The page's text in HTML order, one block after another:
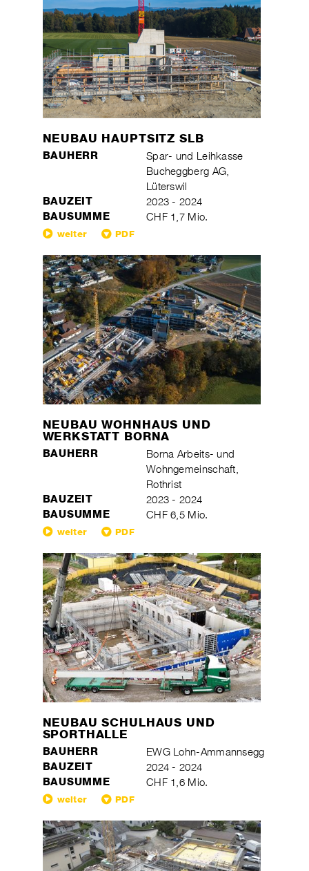
NEUBAU HAUPTSITZ SLB
BAUHERR
Spar- und Leihkasse
Bucheggberg AG,
Lüterswil
BAUZEIT 2023 - 2024
BAUSUMME CHF 1,7 Mio.
weiter PDF
NEUBAU WOHNHAUS UND
WERKSTATT BORNA
BAUHERR
Borna Arbeits- und
Wohngemeinschaft,
Rothrist
BAUZEIT 2023 - 2024
BAUSUMME CHF 6,5 Mio.
weiter PDF
NEUBAU SCHULHAUS UND
SPORTHALLE
BAUHERR EWG Lohn-Ammannsegg
BAUZEIT 2024 - 2024
BAUSUMME CHF 1,6 Mio.
weiter PDF